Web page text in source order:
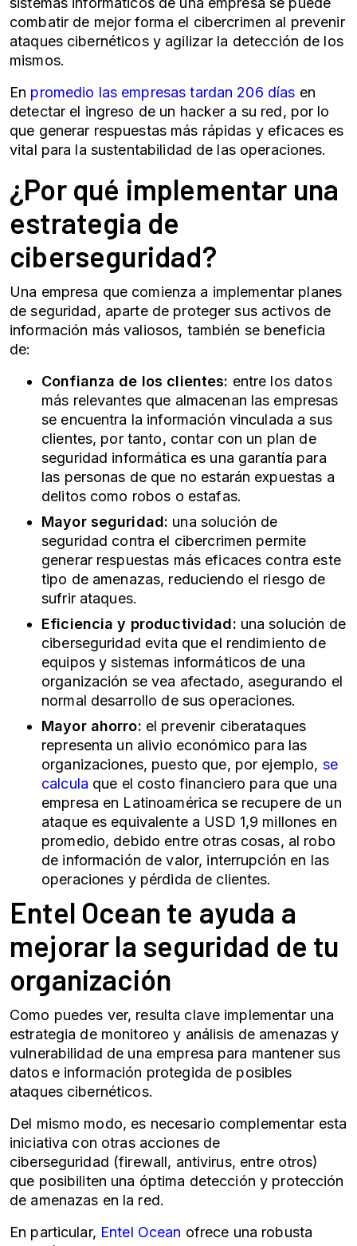
combatir de mejor forma el cibercrimen al prevenir
ataques cibernéticos y agilizar la detección de los
mismos.
En promedio las empresas tardan 206 días en
detectar el ingreso de un hacker a su red, por lo
que generar respuestas más rápidas y eficaces es
vital para la sustentabilidad de las operaciones.
¿Por qué implementar una
estrategia de
ciberseguridad?
Una empresa que comienza a implementar planes
de seguridad, aparte de proteger sus activos de
información más valiosos, también se beneficia
de:
Confianza de los clientes: entre los datos
más relevantes que almacenan las empresas
se encuentra la información vinculada a sus
clientes, por tanto, contar con un plan de
seguridad informática es una garantía para
las personas de que no estarán expuestas a
delitos como robos o estafas.
Mayor seguridad: una solución de
seguridad contra el cibercrimen permite
generar respuestas más eficaces contra este
tipo de amenazas, reduciendo el riesgo de
sufrir ataques.
Eficiencia y productividad: una solución de
ciberseguridad evita que el rendimiento de
equipos y sistemas informáticos de una
organización se vea afectado, asegurando el
normal desarrollo de sus operaciones.
Mayor ahorro: el prevenir ciberataques
representa un alivio económico para las
organizaciones, puesto que, por ejemplo, se
calcula que el costo financiero para que una
empresa en Latinoamérica se recupere de un
ataque es equivalente a USD 1,9 millones en
promedio, debido entre otras cosas, al robo
de información de valor, interrupción en las
operaciones y pérdida de clientes.
Entel Ocean te ayuda a
mejorar la seguridad de tu
organización
Como puedes ver, resulta clave implementar una
estrategia de monitoreo y análisis de amenazas y
vulnerabilidad de una empresa para mantener sus
datos e información protegida de posibles
ataques cibernéticos.
Del mismo modo, es necesario complementar esta
iniciativa con otras acciones de
ciberseguridad (firewall, antivirus, entre otros)
que posibiliten una óptima detección y protección
de amenazas en la red.
En particular, Entel Ocean ofrece una robusta